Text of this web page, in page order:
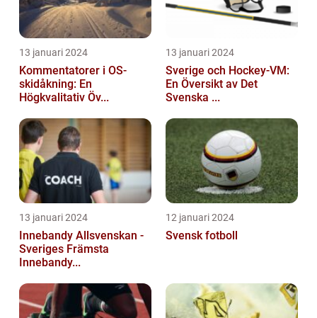
13 januari 2024
Kommentatorer i OS-
skidåkning: En
Högkvalitativ Öv...
13 januari 2024
Sverige och Hockey-VM:
En Översikt av Det
Svenska ...
13 januari 2024
Innebandy Allsvenskan -
Sveriges Främsta
Innebandy...
12 januari 2024
Svensk fotboll